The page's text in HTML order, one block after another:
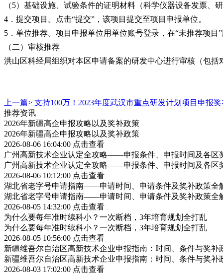
（5）基础设施、试验条件的证明材料（科学仪器设备发票、
4．提交项目。点击“提交”，该项目提交至项目申报单位。
5．单位推荐。项目申报单位用单位账号登录，在“未推荐项
（二）审核推荐
洪山区科经局组织对本区申请备案的研发中心进行审核（包
上一篇> 支持100万！2023年度武汉市重点研发计划项目申报
推荐资讯
2026年新疆高企申报攻略以及奖补政策
2026年新疆高企申报攻略以及奖补政策
2026-08-06 16:04:00 点击查看
广州高新技术企业认定全攻略——申报条件、申报时间及各区
广州高新技术企业认定全攻略——申报条件、申报时间及各区
2026-08-06 10:12:00 点击查看
湖北省老字号申请指南——申请时间、申请条件及奖补政策全
湖北省老字号申请指南——申请时间、申请条件及奖补政策全
2026-08-05 14:32:00 点击查看
为什么要每年准时续科小？一次断档，3年培育规划全打乱
为什么要每年准时续科小？一次断档，3年培育规划全打乱
2026-08-05 10:56:00 点击查看
新疆维吾尔自治区高新技术企业申报指南：时间、条件与奖补
新疆维吾尔自治区高新技术企业申报指南：时间、条件与奖补
2026-08-03 17:02:00 点击查看